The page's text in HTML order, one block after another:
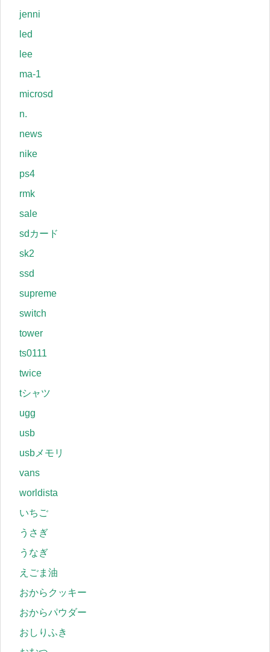
jenni
led
lee
ma-1
microsd
n.
news
nike
ps4
rmk
sale
sdカード
sk2
ssd
supreme
switch
tower
ts0111
twice
tシャツ
ugg
usb
usbメモリ
vans
worldista
いちご
うさぎ
うなぎ
えごま油
おからクッキー
おからパウダー
おしりふき